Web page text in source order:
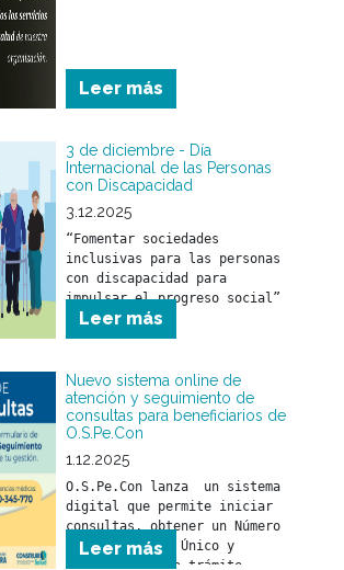
Leer más
3 de diciembre - Día
Internacional de las Personas
con Discapacidad
3.12.2025
“Fomentar sociedades
inclusivas para las personas
con discapacidad para
impulsar el progreso social”
Leer más
Nuevo sistema online de
atención y seguimiento de
consultas para beneficiarios de
O.S.Pe.Con
1.12.2025
O.S.Pe.Con lanza  un sistema
digital que permite iniciar
consultas, obtener un Número
de Seguimiento Único y
monitorear cada trámite
Leer más